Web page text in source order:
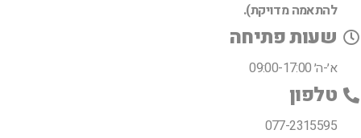
להתאמה מדויקת).
שעות פתיחה
א׳-ה׳ 09:00-17:00
טלפון
077-2315595